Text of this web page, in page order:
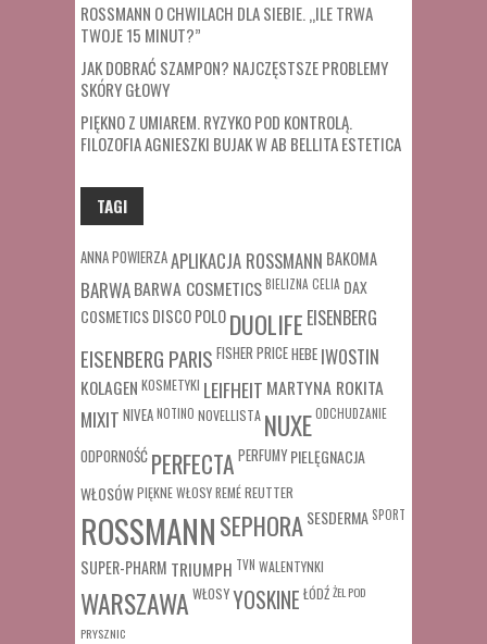
ROSSMANN O CHWILACH DLA SIEBIE. „ILE TRWA
TWOJE 15 MINUT?”
JAK DOBRAĆ SZAMPON? NAJCZĘSTSZE PROBLEMY
SKÓRY GŁOWY
PIĘKNO Z UMIAREM. RYZYKO POD KONTROLĄ.
FILOZOFIA AGNIESZKI BUJAK W AB BELLITA ESTETICA
TAGI
ANNA POWIERZAAPLIKACJA ROSSMANN BAKOMA
BARWABARWA COSMETICSBIELIZNACELIA DAX
COSMETICSDISCO POLODUOLIFE EISENBERG
EISENBERG PARIS FISHER PRICEHEBE IWOSTIN
KOLAGEN KOSMETYKI LEIFHEIT MARTYNA ROKITA
MIXIT NIVEANOTINO NOVELLISTA NUXEODCHUDZANIE
ODPORNOŚĆ PERFECTA PERFUMY PIELĘGNACJA
WŁOSÓWPIĘKNE WŁOSYREMÉREUTTER
ROSSMANNSEPHORASESDERMA SPORT
SUPER-PHARM TRIUMPH TVN WALENTYNKI
WARSZAWA WŁOSYYOSKINE ŁÓDŹŻEL POD
PRYSZNIC